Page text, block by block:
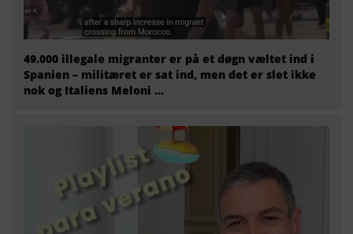
49.000 illegale migranter er på et døgn væltet ind i
Spanien – militæret er sat ind, men det er slet ikke
nok og Italiens Meloni ...